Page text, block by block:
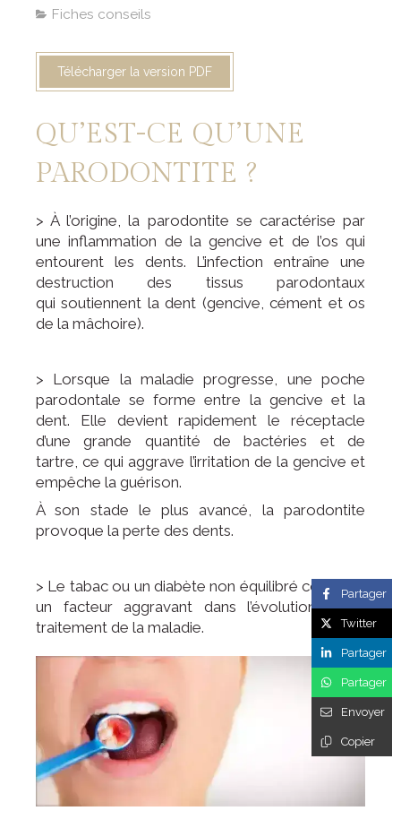
Fiches conseils
Télécharger la version PDF
QU’EST-CE QU’UNE
PARODONTITE ?
> À l’origine, la parodontite se caractérise par
une inflammation de la gencive et de l’os qui
entourent les dents. L’infection entraîne une
destruction des tissus parodontaux
qui soutiennent la dent (gencive, cément et os
de la mâchoire).
> Lorsque la maladie progresse, une poche
parodontale se forme entre la gencive et la
dent. Elle devient rapidement le réceptacle
d’une grande quantité de bactéries et de
tartre, ce qui aggrave l’irritation de la gencive et
empêche la guérison.
À son stade le plus avancé, la parodontite
provoque la perte des dents.
> Le tabac ou un diabète non équilibré constitue
un facteur aggravant dans l’évolution et le
traitement de la maladie.
Partager
Twitter
Partager
Partager
Envoyer
Copier